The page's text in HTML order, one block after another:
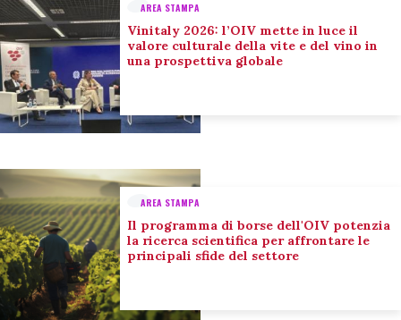
AREA STAMPA
Vinitaly 2026: l’OIV mette in luce il
valore culturale della vite e del vino in
una prospettiva globale
AREA STAMPA
Il programma di borse dell'OIV potenzia
la ricerca scientifica per affrontare le
principali sfide del settore